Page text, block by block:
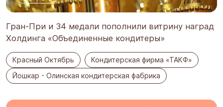
Гран-При и 34 медали пополнили витрину наград
Холдинга «Объединенные кондитеры»
Красный Октябрь
Кондитерская фирма «ТАКФ»
Йошкар - Олинская кондитерская фабрика